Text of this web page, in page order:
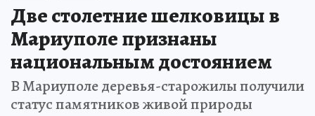
Две столетние шелковицы в
Мариуполе признаны
национальным достоянием
В Мариуполе деревья-старожилы получили
статус памятников живой природы